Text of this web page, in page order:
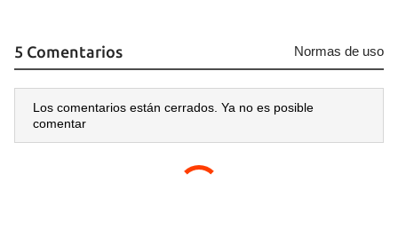
5 Comentarios Normas de uso
Los comentarios están cerrados. Ya no es posible
comentar